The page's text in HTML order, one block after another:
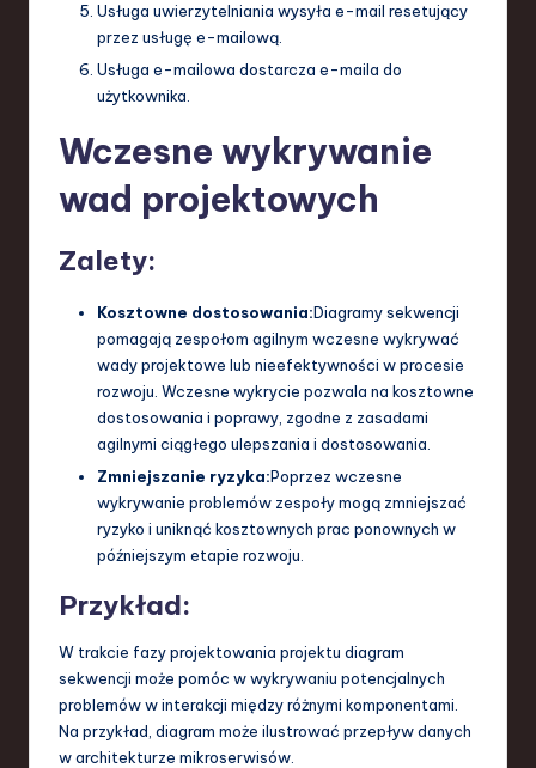
Usługa uwierzytelniania wysyła e-mail resetujący
przez usługę e-mailową.
Usługa e-mailowa dostarcza e-maila do
użytkownika.
Wczesne wykrywanie
wad projektowych
Zalety:
Kosztowne dostosowania:Diagramy sekwencji
pomagają zespołom agilnym wczesne wykrywać
wady projektowe lub nieefektywności w procesie
rozwoju. Wczesne wykrycie pozwala na kosztowne
dostosowania i poprawy, zgodne z zasadami
agilnymi ciągłego ulepszania i dostosowania.
Zmniejszanie ryzyka:Poprzez wczesne
wykrywanie problemów zespoły mogą zmniejszać
ryzyko i uniknąć kosztownych prac ponownych w
późniejszym etapie rozwoju.
Przykład:
W trakcie fazy projektowania projektu diagram
sekwencji może pomóc w wykrywaniu potencjalnych
problemów w interakcji między różnymi komponentami.
Na przykład, diagram może ilustrować przepływ danych
w architekturze mikroserwisów.